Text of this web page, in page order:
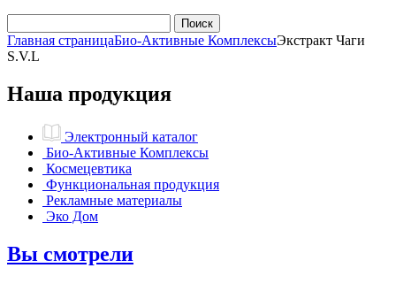
Главная страницаБио-Активные КомплексыЭкстракт Чаги
S.V.L
Наша продукция
Электронный каталог
Био-Активные Комплексы
Космецевтика
Функциональная продукция
Рекламные материалы
Эко Дом
Вы смотрели